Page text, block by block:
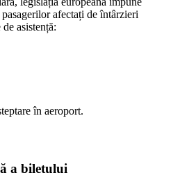
afectați de întârzieri
asistență:
în aeroport.
a biletului